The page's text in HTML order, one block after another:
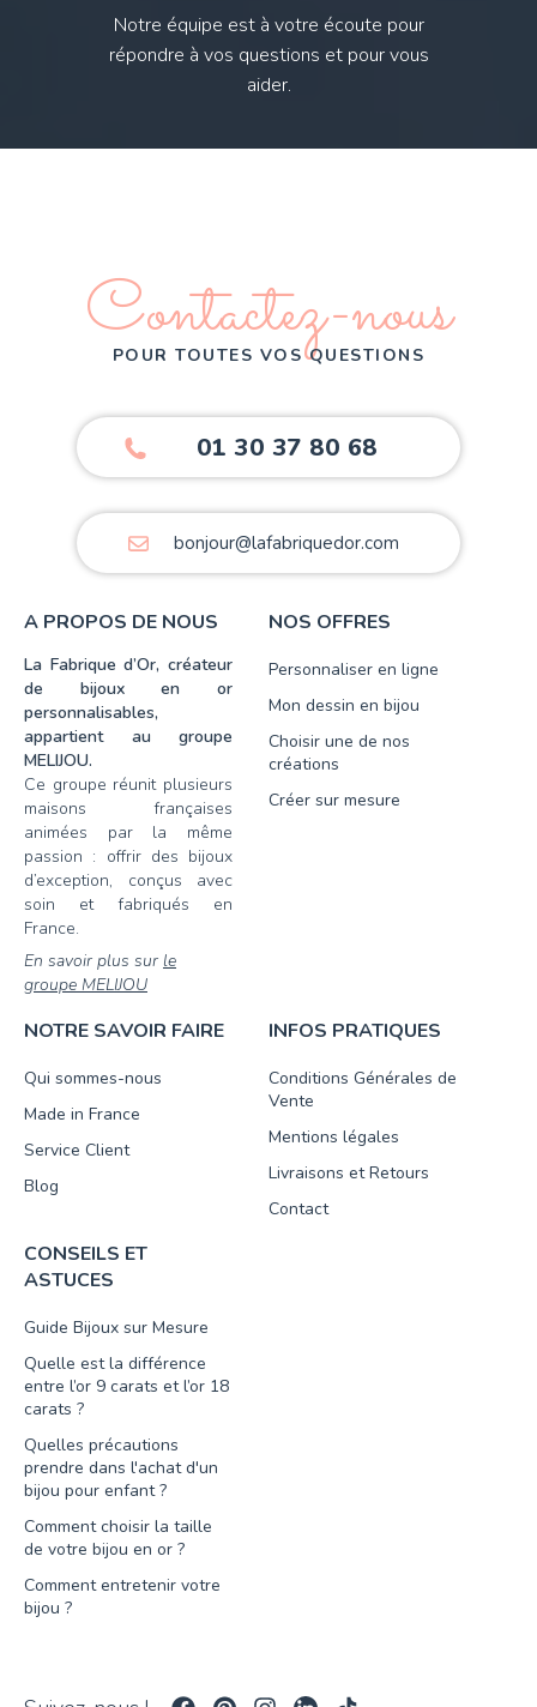
Notre équipe est à votre écoute pour
répondre à vos questions et pour vous
aider.
Contactez-nous
POUR TOUTES VOS QUESTIONS
01 30 37 80 68
bonjour@lafabriquedor.com
A PROPOS DE NOUS
La Fabrique d’Or, créateur
de bijoux en or
personnalisables,
appartient au groupe
MELIJOU.
Ce groupe réunit plusieurs
maisons françaises
animées par la même
passion : offrir des bijoux
d’exception, conçus avec
soin et fabriqués en
France.
En savoir plus sur le
groupe MELIJOU
NOS OFFRES
Personnaliser en ligne
Mon dessin en bijou
Choisir une de nos
créations
Créer sur mesure
NOTRE SAVOIR FAIRE
Qui sommes-nous
Made in France
Service Client
Blog
INFOS PRATIQUES
Conditions Générales de
Vente
Mentions légales
Livraisons et Retours
Contact
CONSEILS ET
ASTUCES
Guide Bijoux sur Mesure
Quelle est la différence
entre l’or 9 carats et l’or 18
carats ?
Quelles précautions
prendre dans l'achat d'un
bijou pour enfant ?
Comment choisir la taille
de votre bijou en or ?
Comment entretenir votre
bijou ?